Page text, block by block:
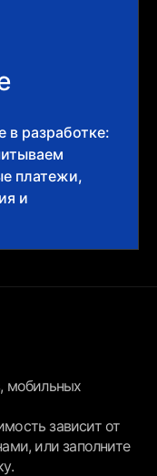
в разработке:
платежи,
и
мобильных
зависит от
или заполните